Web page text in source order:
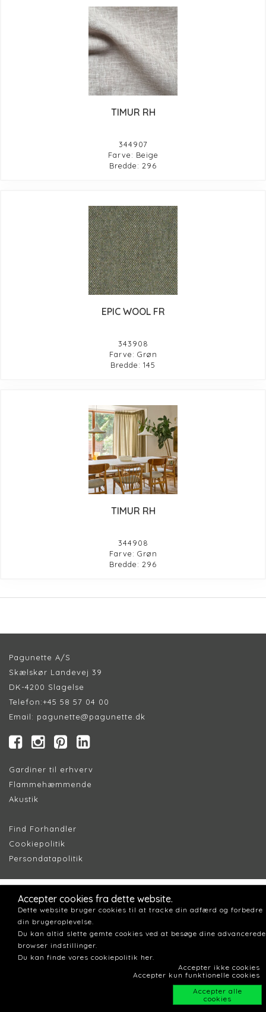
TIMUR RH
344907
Farve: Beige
Bredde: 296
EPIC WOOL FR
343908
Farve: Grøn
Bredde: 145
TIMUR RH
344908
Farve: Grøn
Bredde: 296
Pagunette A/S
Skælskør Landevej 39
DK-4200 Slagelse
Telefon:+45 58 57 04 00
Email: pagunette@pagunette.dk
Gardiner til erhverv
Flammehæmmende
Akustik
Find Forhandler
Cookiepolitik
Persondatapolitik
Accepter cookies fra dette website.
Dette website bruger cookies til at tracke din adfærd og forbedre
din brugeroplevelse.
Du kan altid slette gemte cookies ved at besøge dine advancerede
browser indstillinger.
Du kan finde vores cookiepolitik her.
Accepter ikke cookies
Accepter kun funktionelle cookies
Accepter alle
cookies